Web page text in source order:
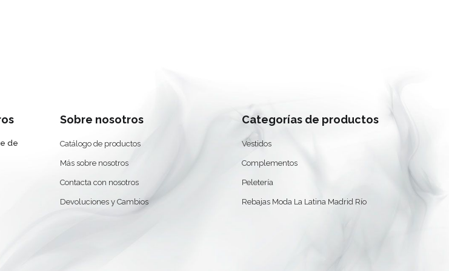
de
Sobre nosotros
Catálogo de productos
Más sobre nosotros
Contacta con nosotros
Devoluciones y Cambios
Categorías de productos
Vestidos
Complementos
Peletería
Rebajas Moda La Latina Madrid Río